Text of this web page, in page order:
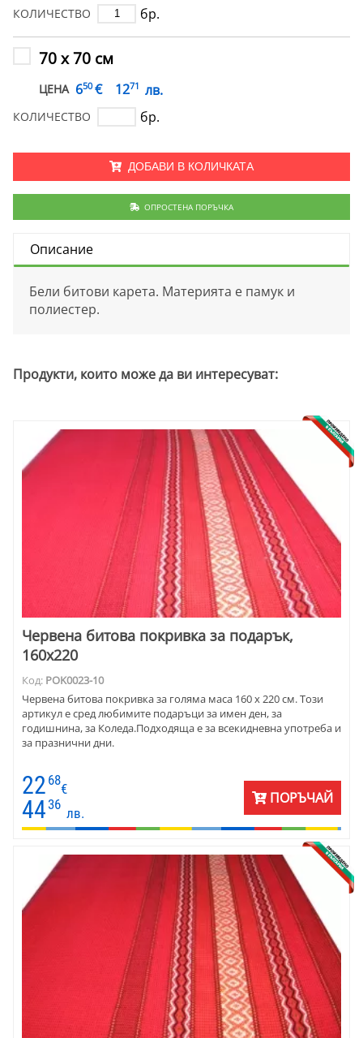
КОЛИЧЕСТВО бр.
70 х 70 см
ЦЕНА 650 € 1271 лв.
КОЛИЧЕСТВО бр.
ДОБАВИ В КОЛИЧКАТА
ОПРОСТЕНА ПОРЪЧКА
Описание
Бели битови карета. Материята е памук и
полиестер.
Продукти, които може да ви интересуват:
Червена битова покривка за подарък,
160х220
Код: POK0023-10
Червена битова покривка за голяма маса 160 х 220 см. Този
артикул е сред любимите подаръци за имен ден, за
годишнина, за Коледа.Подходяща е за всекидневна употреба и
за празнични дни.
22 68
€
44 36
лв.
ПОРЪЧАЙ